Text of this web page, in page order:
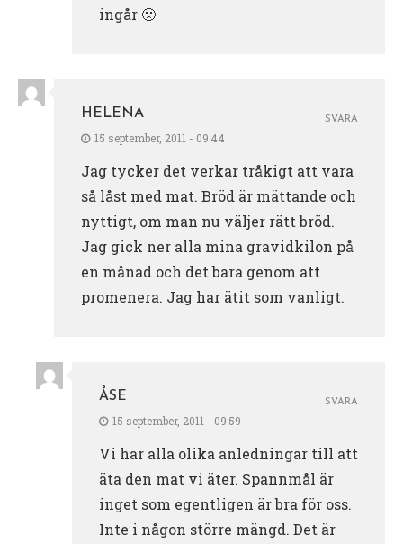
ingår 🙁
HELENA
15 september, 2011 - 09:44
Jag tycker det verkar tråkigt att vara
så låst med mat. Bröd är mättande och
nyttigt, om man nu väljer rätt bröd.
Jag gick ner alla mina gravidkilon på
en månad och det bara genom att
promenera. Jag har ätit som vanligt.
SVARA
ÅSE
15 september, 2011 - 09:59
Vi har alla olika anledningar till att
äta den mat vi äter. Spannmål är
inget som egentligen är bra för oss.
Inte i någon större mängd. Det är
SVARA